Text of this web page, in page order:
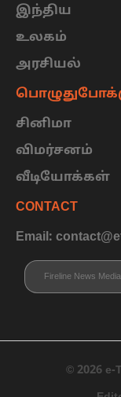
இந்திய
உலகம்
அரசியல்
சினிமா
விமர்சனம்
வீடியோக்கள்
CONTACT
Email:
Fireline News
© 2026 e-